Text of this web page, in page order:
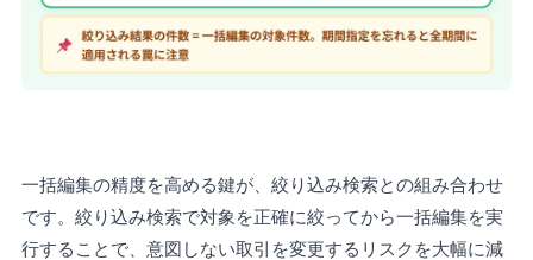
一括編集の精度を高める鍵が、絞り込み検索との組み合わせ
です。絞り込み検索で対象を正確に絞ってから一括編集を実
行することで、意図しない取引を変更するリスクを大幅に減